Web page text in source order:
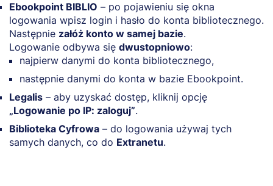
Ebookpoint BIBLIO – po pojawieniu się okna
logowania wpisz login i hasło do konta bibliotecznego.
Następnie załóż konto w samej bazie.
Logowanie odbywa się dwustopniowo:
najpierw danymi do konta bibliotecznego,
następnie danymi do konta w bazie Ebookpoint.
Legalis – aby uzyskać dostęp, kliknij opcję
„Logowanie po IP: zaloguj”.
Biblioteka Cyfrowa – do logowania używaj tych
samych danych, co do Extranetu.